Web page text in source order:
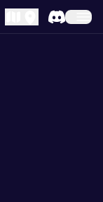
MapLibre